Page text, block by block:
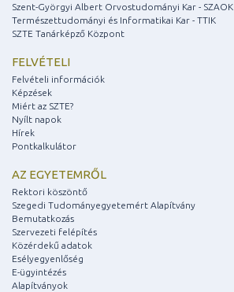
Szent-Györgyi Albert Orvostudományi Kar - SZAOK
Természettudományi és Informatikai Kar - TTIK
SZTE Tanárképző Központ
FELVÉTELI
Felvételi információk
Képzések
Miért az SZTE?
Nyílt napok
Hírek
Pontkalkulátor
AZ EGYETEMRŐL
Rektori köszöntő
Szegedi Tudományegyetemért Alapítvány
Bemutatkozás
Szervezeti felépítés
Közérdekű adatok
Esélyegyenlőség
E-ügyintézés
Alapítványok